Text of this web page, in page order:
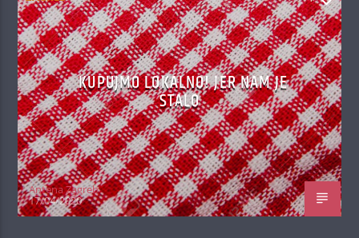
KUPUJMO LOKALNO! JER NAM JE
STALO
Antena Zagreb
17/04/2020